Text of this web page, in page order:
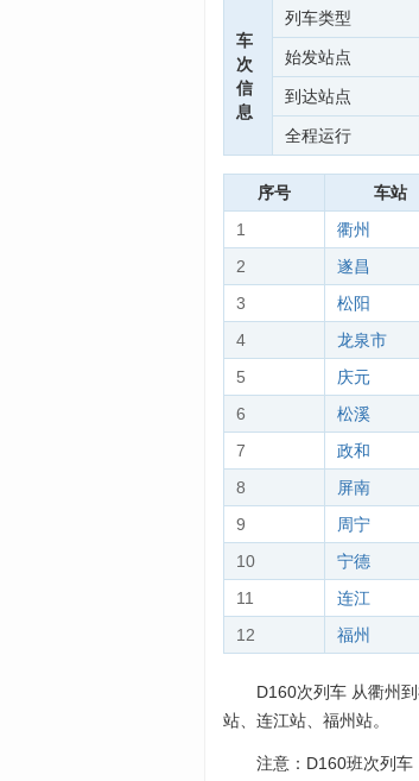
车
次
信
息
列车类型
始发站点
到达站点
全程运行
序号 车站
1
衢州
2
遂昌
3
松阳
4
龙泉市
5
庆元
6
松溪
7
政和
8
屏南
9
周宁
10
宁德
11
连江
12
福州
D160次列车 从衢州
站、连江站、福州站。
注意：D160班次列车